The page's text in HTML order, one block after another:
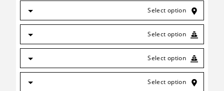
Select option
Select option
Select option
Select option